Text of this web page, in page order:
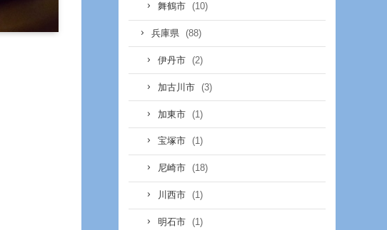
舞鶴市 (10)
兵庫県 (88)
伊丹市 (2)
加古川市 (3)
加東市 (1)
宝塚市 (1)
尼崎市 (18)
川西市 (1)
明石市 (1)